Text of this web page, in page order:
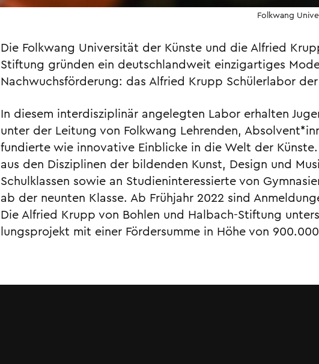
Folkwang
Die Folkwang Universität der Künste und die Alfried
Stiftung gründen ein deutschlandweit einzigartiges
Nachwuchsförderung: das Alfried Krupp Schülerlabor
In diesem interdisziplinär angelegten Labor erhalten
unter der Leitung von Folkwang Lehrenden,
fundierte wie innovative Einblicke in die Welt der
aus den Disziplinen der bildenden Kunst, Design und
Schulklassen sowie an Studieninteressierte von
ab der neunten Klasse. Ab Frühjahr 2022 sind
Die Alfried Krupp von Bohlen und Halbach-Stiftung
lungs­­projekt mit einer Fördersumme in Höhe von